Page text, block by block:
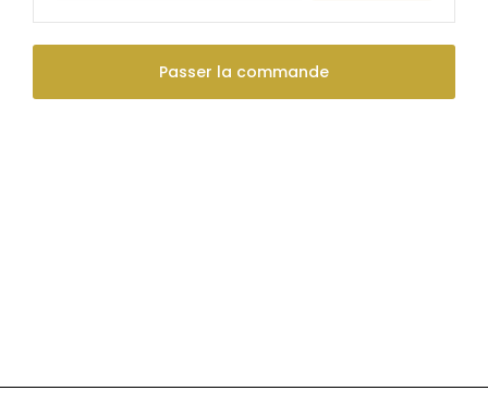
Passer la commande